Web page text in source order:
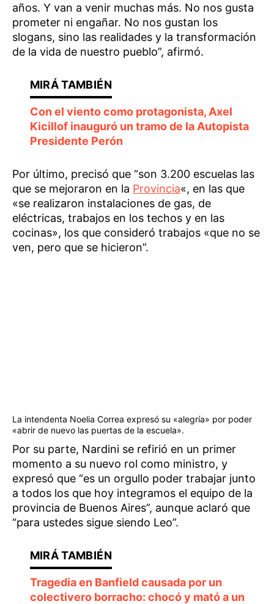
años. Y van a venir muchas más. No nos gusta
prometer ni engañar. No nos gustan los
slogans, sino las realidades y la transformación
de la vida de nuestro pueblo”, afirmó.
Con el viento como protagonista, Axel
Kicillof inauguró un tramo de la Autopista
Presidente Perón
Por último, precisó que “son 3.200 escuelas las
que se mejoraron en la Provincia«, en las que
«se realizaron instalaciones de gas, de
eléctricas, trabajos en los techos y en las
cocinas», los que consideró trabajos «que no se
ven, pero que se hicieron”.
La intendenta Noelia Correa expresó su «alegría» por poder
«abrir de nuevo las puertas de la escuela».
Por su parte, Nardini se refirió en un primer
momento a su nuevo rol como ministro, y
expresó que “es un orgullo poder trabajar junto
a todos los que hoy integramos el equipo de la
provincia de Buenos Aires”, aunque aclaró que
“para ustedes sigue siendo Leo”.
Tragedia en Banfield causada por un
colectivero borracho: chocó y mató a un